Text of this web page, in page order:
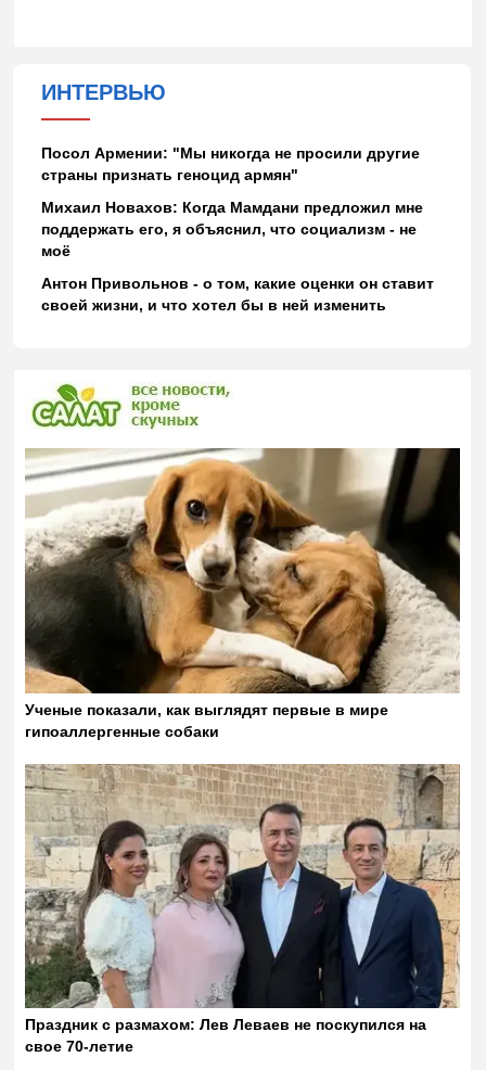
ИНТЕРВЬЮ
Посол Армении: "Мы никогда не просили другие
страны признать геноцид армян"
Михаил Новахов: Когда Мамдани предложил мне
поддержать его, я объяснил, что социализм - не
моё
Антон Привольнов - о том, какие оценки он ставит
своей жизни, и что хотел бы в ней изменить